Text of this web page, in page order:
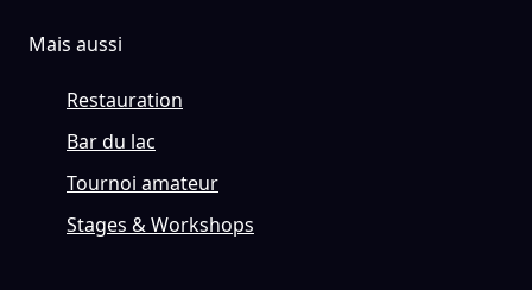
Mais aussi
Restauration
Bar du lac
Tournoi amateur
Stages & Workshops